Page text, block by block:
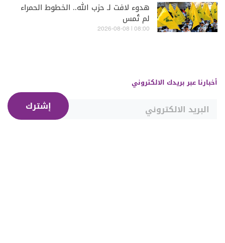
هدوء لافت لـ حزب الله.. الخطوط الحمراء
لم تُمس
08:00 | 2026-08-08
أخبارنا عبر بريدك الالكتروني
إشترك